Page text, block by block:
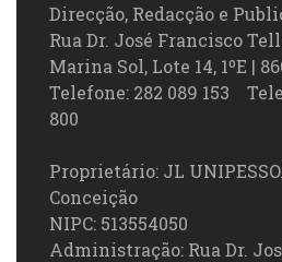
Direcção, Redacção e
Rua Dr. José Francisco
Marina Sol, Lote 14, 1ºE |
Telefone: 282 089 153
800
Proprietário: JL
Conceição
NIPC: 513554050
Administração: Rua Dr.